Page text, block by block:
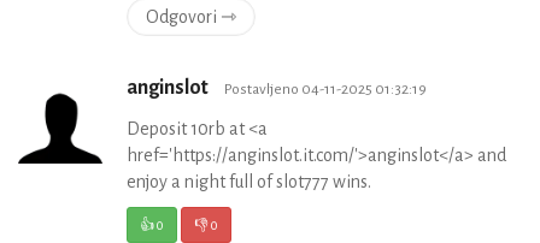
Odgovori ⇾
anginslot Postavljeno 04-11-2025 01:32:19
Deposit 10rb at <a
href='https://anginslot.it.com/'>anginslot</a> and
enjoy a night full of slot777 wins.
👍0 👎0